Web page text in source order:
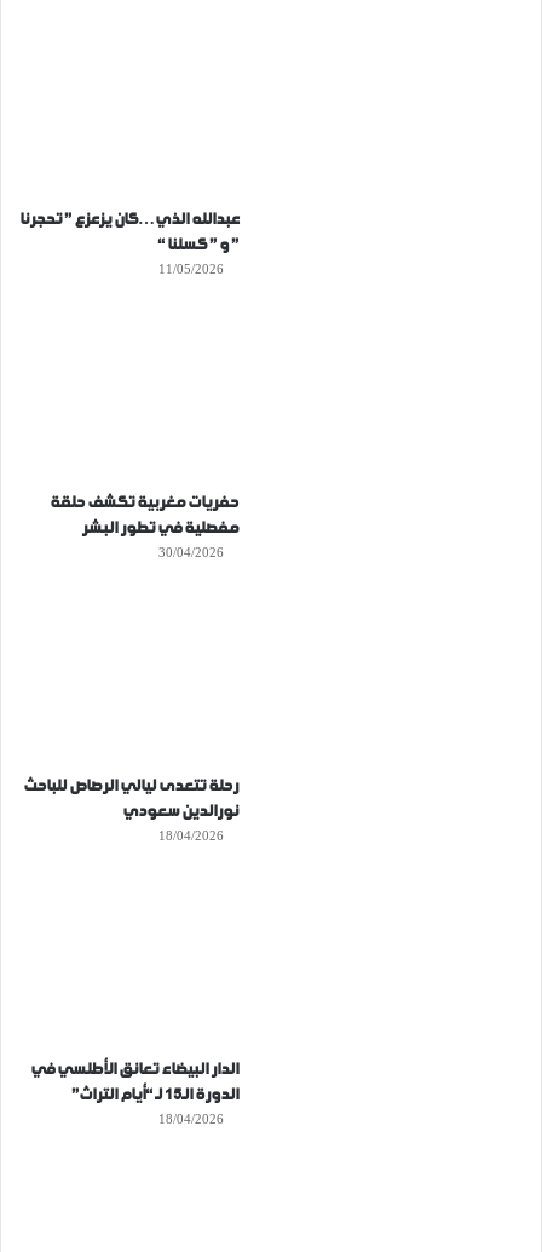
عبدالله الذي…كان يزعزع ” تحجرنا
” و ” كسلنا “
11/05/2026
حفريات مغربية تكشف حلقة
مفصلية في تطور البشر
30/04/2026
رحلة تتعدى ليالي الرصاص للباحث
نورالدين سعودي
18/04/2026
الدار البيضاء تعانق الأطلسي في
الدورة الـ15 لـ “أيام التراث”
18/04/2026